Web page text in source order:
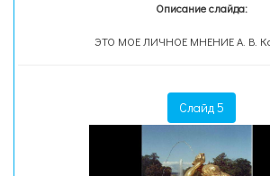
Описание слайда:
ЭТО МОЕ ЛИЧНОЕ МНЕНИЕ А. В.
Слайд 5